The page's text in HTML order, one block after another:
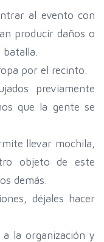
al evento con
producir daños o
batalla.
por el recinto.
previamente
que la gente se
llevar mochila,
objeto de este
demás.
déjales hacer
la organización y